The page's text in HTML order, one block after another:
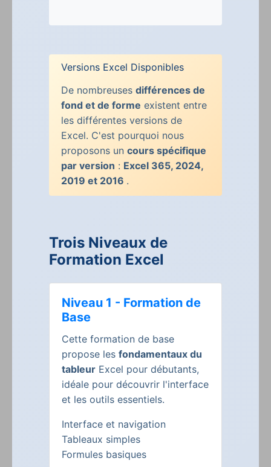
Versions Excel Disponibles
De nombreuses différences de
fond et de forme existent entre
les différentes versions de
Excel. C'est pourquoi nous
proposons un cours spécifique
par version : Excel 365, 2024,
2019 et 2016 .
Trois Niveaux de
Formation Excel
Niveau 1 - Formation de
Base
Cette formation de base
propose les fondamentaux du
tableur Excel pour débutants,
idéale pour découvrir l'interface
et les outils essentiels.
Interface et navigation
Tableaux simples
Formules basiques